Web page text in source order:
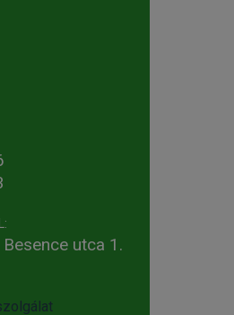
utca 1.